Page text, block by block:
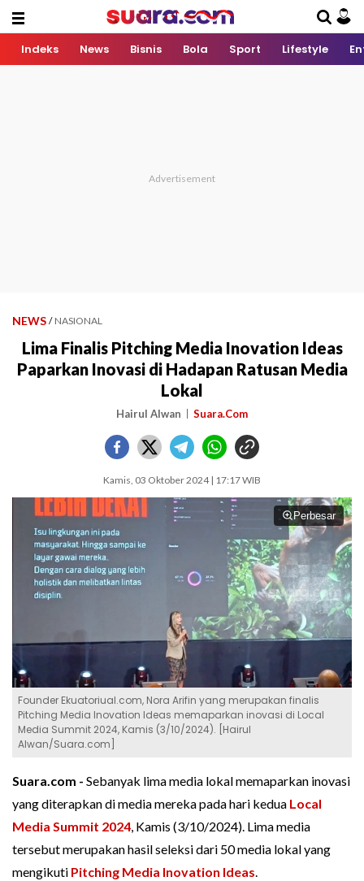
Indeks News Bisnis Bola Sport Lifestyle
NEWS / NASIONAL
Lima Finalis Pitching Media Inovation Ideas
Paparkan Inovasi di Hadapan Ratusan Media
Lokal
Hairul Alwan Suara.Com
Kamis, 03 Oktober 2024 | 17:17 WIB
Perbesar
Founder Ekuatoriual.com, Nora Arifin yang merupakan finalis
Pitching Media Inovation Ideas memaparkan inovasi di Local
Media Summit 2024, Kamis (3/10/2024). [Hairul
Alwan/Suara.com]
Suara.com - Sebanyak lima media lokal memaparkan inovasi
yang diterapkan di media mereka pada hari kedua Local
Media Summit 2024, Kamis (3/10/2024). Lima media
tersebut merupakan hasil seleksi dari 50 media lokal yang
mengikuti Pitching Media Inovation Ideas.